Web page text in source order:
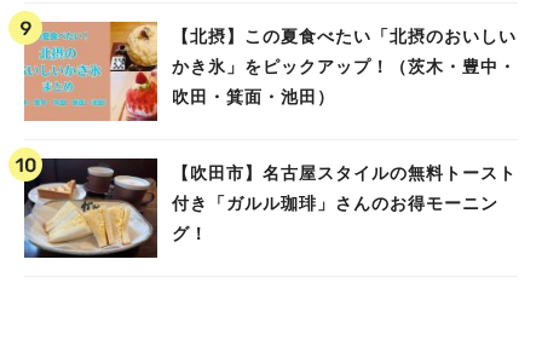
【北摂】この夏食べたい「北摂のおいしい
かき氷」をピックアップ！（茨木・豊中・
吹田・箕面・池田）
【吹田市】名古屋スタイルの無料トースト
付き「ガルル珈琲」さんのお得モーニン
グ！